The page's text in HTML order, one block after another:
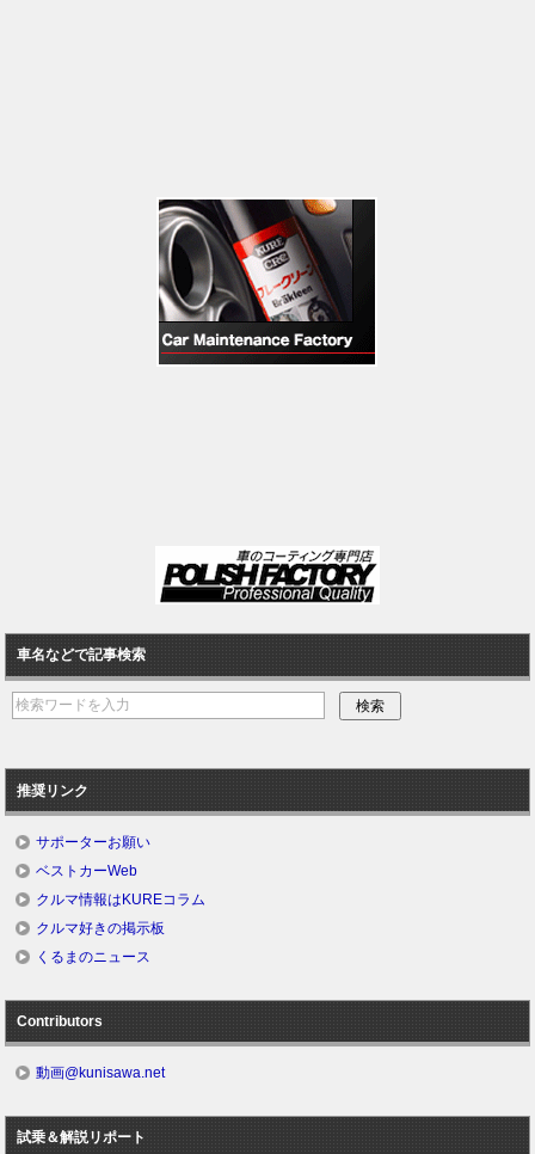
車名などで記事検索
推奨リンク
サポーターお願い
ベストカーWeb
クルマ情報はKUREコラム
クルマ好きの掲示板
くるまのニュース
Contributors
動画@kunisawa.net
試乗＆解説リポート